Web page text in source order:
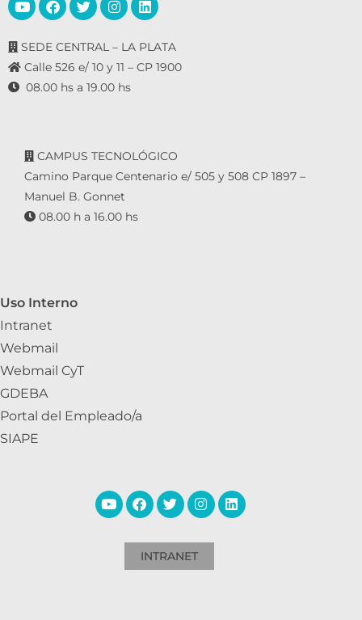
SEDE CENTRAL – LA PLATA
Calle 526 e/ 10 y 11 – CP 1900
08.00 hs a 19.00 hs
CAMPUS TECNOLÓGICO
Camino Parque Centenario e/ 505 y 508 CP 1897 –
Manuel B. Gonnet
08.00 h a 16.00 hs
Uso Interno
Intranet
Webmail
Webmail CyT
GDEBA
Portal del Empleado/a
SIAPE
INTRANET